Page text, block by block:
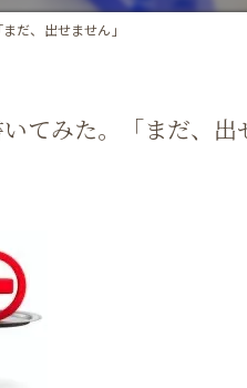
だ、出せません」
てみた。「まだ、出